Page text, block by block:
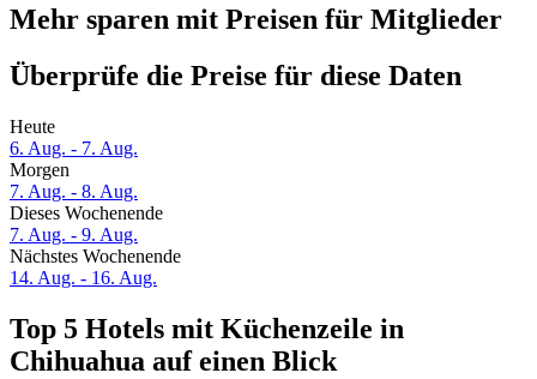
Mehr sparen mit Preisen für Mitglieder
Überprüfe die Preise für diese Daten
Heute
6. Aug. - 7. Aug.
Morgen
7. Aug. - 8. Aug.
Dieses Wochenende
7. Aug. - 9. Aug.
Nächstes Wochenende
14. Aug. - 16. Aug.
Top 5 Hotels mit Küchenzeile in
Chihuahua auf einen Blick